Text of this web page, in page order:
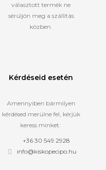
választott termék ne
sérüljön meg a szállítás
közben.
Kérdéseid esetén
Amennyiben bármilyen
kérdésed merülne fel, kérjük
keress minket:
+36 30 549 2928
info@kiskopecipo.hu